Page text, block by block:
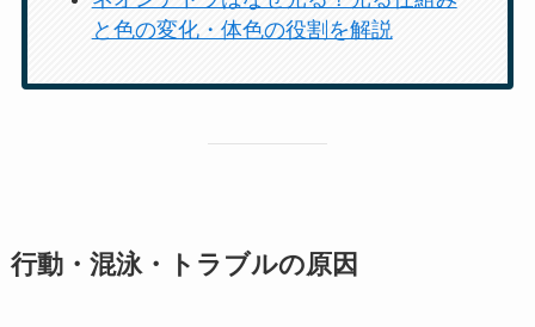
と色の変化・体色の役割を解説
行動・混泳・トラブルの原因